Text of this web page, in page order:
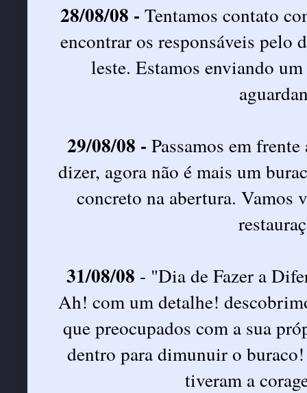
28/08/08 - Tentamos contato
encontrar os responsáveis pelo
leste. Estamos enviando
29/08/08 - Passamos em
dizer, agora não é mais um
concreto na abertura. Vamos
31/08/08 - "Dia de Fazer a
Ah! com um detalhe!
que preocupados com a sua
dentro para dimunuir o
tiveram a